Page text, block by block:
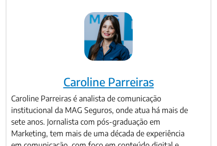
Caroline Parreiras
Caroline Parreiras é analista de comunicação
institucional da MAG Seguros, onde atua há mais de
sete anos. Jornalista com pós-graduação em
Marketing, tem mais de uma década de experiência